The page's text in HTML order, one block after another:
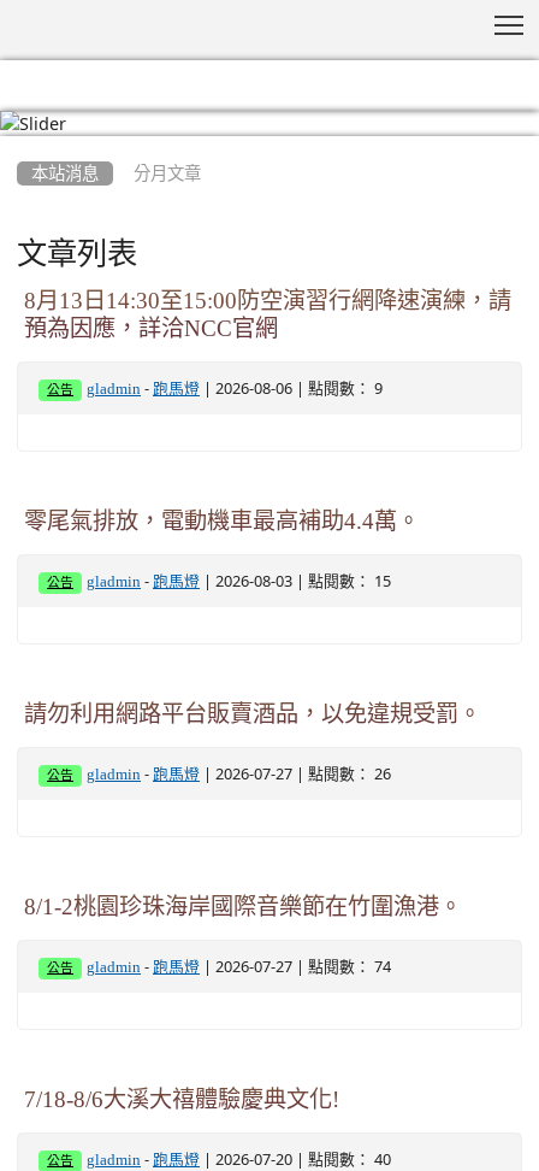
本站消息 分月文章
文章列表
8月13日14:30至15:00防空演習行網降速演練，請
預為因應，詳洽NCC官網
公告 gladmin - 跑馬燈 | 2026-08-06 | 點閱數： 9
零尾氣排放，電動機車最高補助4.4萬。
公告 gladmin - 跑馬燈 | 2026-08-03 | 點閱數： 15
請勿利用網路平台販賣酒品，以免違規受罰。
公告 gladmin - 跑馬燈 | 2026-07-27 | 點閱數： 26
8/1-2桃園珍珠海岸國際音樂節在竹圍漁港。
公告 gladmin - 跑馬燈 | 2026-07-27 | 點閱數： 74
7/18-8/6大溪大禧體驗慶典文化!
公告 gladmin - 跑馬燈 | 2026-07-20 | 點閱數： 40